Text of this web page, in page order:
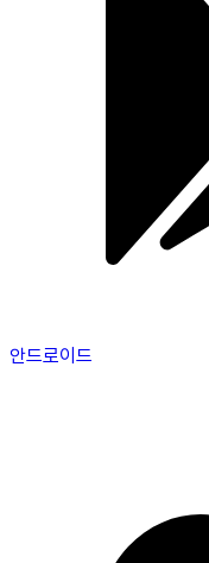
안드로이드